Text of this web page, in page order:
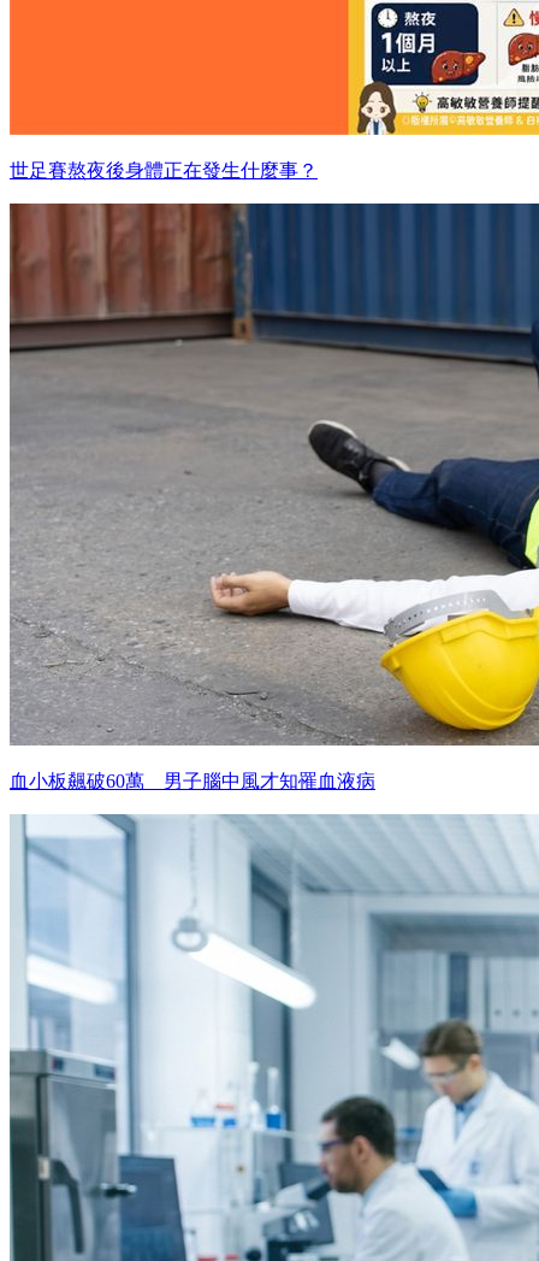
世足賽熬夜後身體正在發生什麼事？
血小板飆破60萬 男子腦中風才知罹血液病